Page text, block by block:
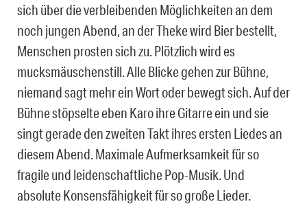
sich über die verbleibenden Möglichkeiten an dem
noch jungen Abend, an der Theke wird Bier bestellt,
Menschen prosten sich zu. Plötzlich wird es
mucksmäuschenstill. Alle Blicke gehen zur Bühne,
niemand sagt mehr ein Wort oder bewegt sich. Auf der
Bühne stöpselte eben Karo ihre Gitarre ein und sie
singt gerade den zweiten Takt ihres ersten Liedes an
diesem Abend. Maximale Aufmerksamkeit für so
fragile und leidenschaftliche Pop-Musik. Und
absolute Konsensfähigkeit für so große Lieder.